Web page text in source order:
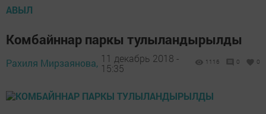
АВЫЛ
Комбайннар паркы тулыландырылды
Рахиля Мирзаянова, 11 декабрь 2018 -
15:35
1116 0 0